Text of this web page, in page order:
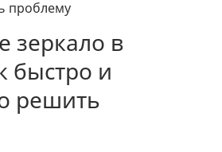
проблему
зеркало в
быстро и
решить